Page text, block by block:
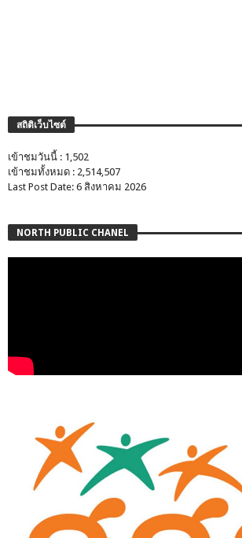
สถิติเว็บไซต์
เข้าชมวันนี้ : 1,502
เข้าชมทั้งหมด : 2,514,507
Last Post Date: 6 สิงหาคม 2026
NORTH PUBLIC CHANEL